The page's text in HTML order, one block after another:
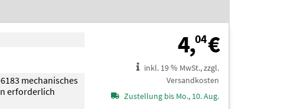
6183 mechanisches
erforderlich
4,04€4,04 €
inkl. 19 % MwSt., zzgl.
Versandkosten
Zustellung bis Mo., 10. Aug.